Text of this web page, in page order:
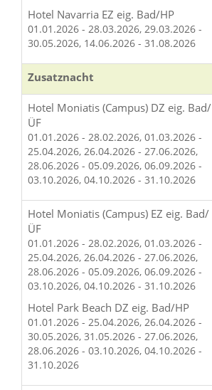
Hotel Navarria EZ eig. Bad/HP
01.01.2026 - 28.03.2026, 29.03.2026 -
30.05.2026, 14.06.2026 - 31.08.2026
Zusatznacht
Hotel Moniatis (Campus) DZ eig. Bad/
ÜF
01.01.2026 - 28.02.2026, 01.03.2026 -
25.04.2026, 26.04.2026 - 27.06.2026,
28.06.2026 - 05.09.2026, 06.09.2026 -
03.10.2026, 04.10.2026 - 31.10.2026
Hotel Moniatis (Campus) EZ eig. Bad/
ÜF
01.01.2026 - 28.02.2026, 01.03.2026 -
25.04.2026, 26.04.2026 - 27.06.2026,
28.06.2026 - 05.09.2026, 06.09.2026 -
03.10.2026, 04.10.2026 - 31.10.2026
Hotel Park Beach DZ eig. Bad/HP
01.01.2026 - 25.04.2026, 26.04.2026 -
30.05.2026, 31.05.2026 - 27.06.2026,
28.06.2026 - 03.10.2026, 04.10.2026 -
31.10.2026